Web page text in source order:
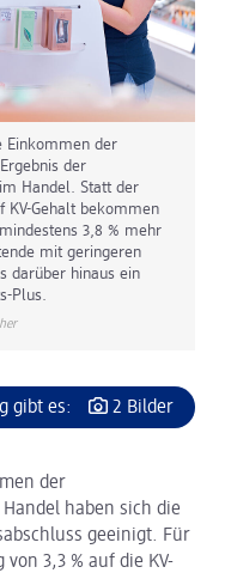
Einkommen der
der
Handel. Statt der
KV-Gehalt bekommen
3,8 % mehr
mit geringeren
darüber hinaus ein
Plus.
gibt es: 2 Bilder
der
haben sich die
geeinigt. Für
3,3 % auf die KV-